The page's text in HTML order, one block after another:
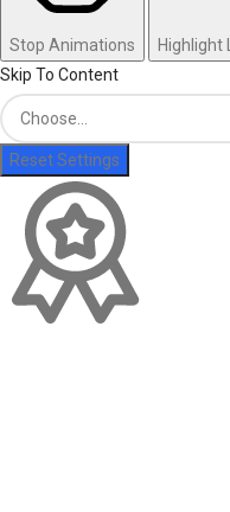
Stop Animations
Highlight
Skip To Content
Reset Settings